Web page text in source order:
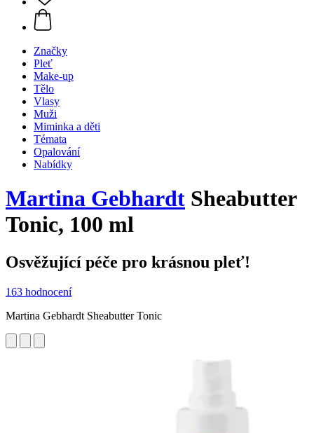
Značky
Pleť
Make-up
Tělo
Vlasy
Muži
Miminka a děti
Témata
Opalování
Nabídky
Martina Gebhardt Sheabutter
Tonic, 100 ml
Osvěžující péče pro krásnou pleť!
163 hodnocení
Martina Gebhardt Sheabutter Tonic